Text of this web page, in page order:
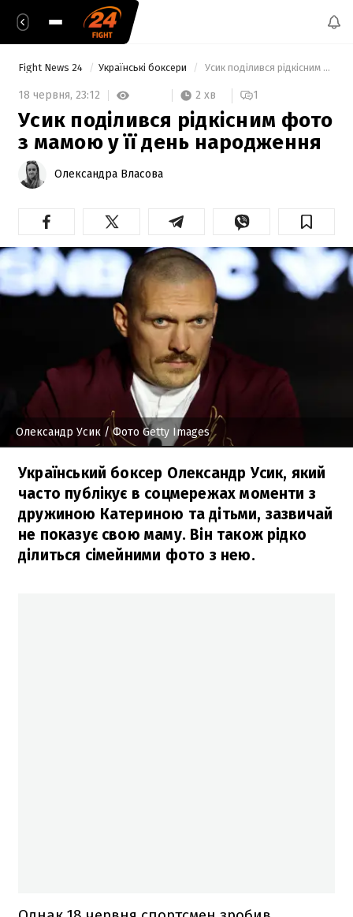
Fight News 24 Українські боксери Усик поділився рідкісним фото з мамою у її день народження
18 червня, 23:12 2 хв 1
Усик поділився рідкісним фото
з мамою у її день народження
Олександра Власова
Олександр Усик / Фото Getty Images
Український боксер Олександр Усик, який
часто публікує в соцмережах моменти з
дружиною Катериною та дітьми, зазвичай
не показує свою маму. Він також рідко
ділиться сімейними фото з нею.